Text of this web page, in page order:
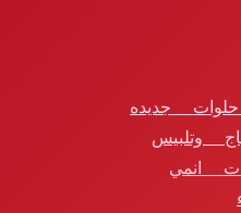
جديده
وتلبيس
انمي